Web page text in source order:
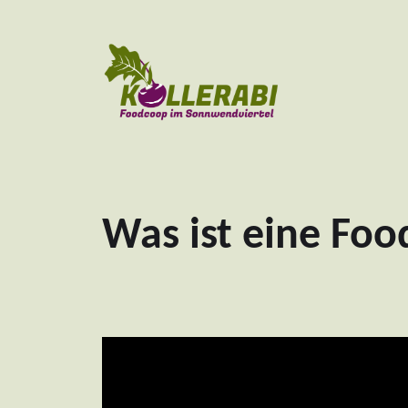
Foodcoop im Sonnwendviertel
Was ist eine